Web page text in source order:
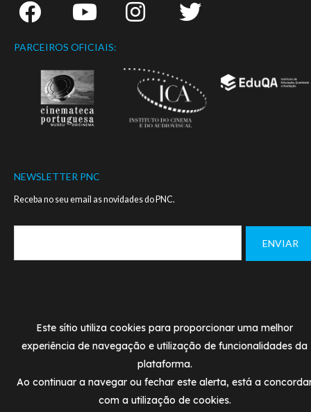
PARCEIROS OFICIAIS:
NEWSLETTER PNC
Receba no seu email as novidades do PNC.
POLÍTICA DE PRIVACIDADE TERMOS DE
Designed and developed bySIMBIOSE
Este sítio utiliza cookies para proporcionar uma melhor
experiência de navegação e utilização de funcionalidades da
plataforma.
Ao continuar a navegar ou fechar este alerta, está a
com a utilização de cookies.